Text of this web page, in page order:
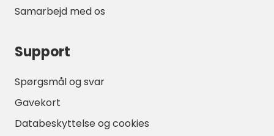
Samarbejd med os
Support
Spørgsmål og svar
Gavekort
Databeskyttelse og cookies